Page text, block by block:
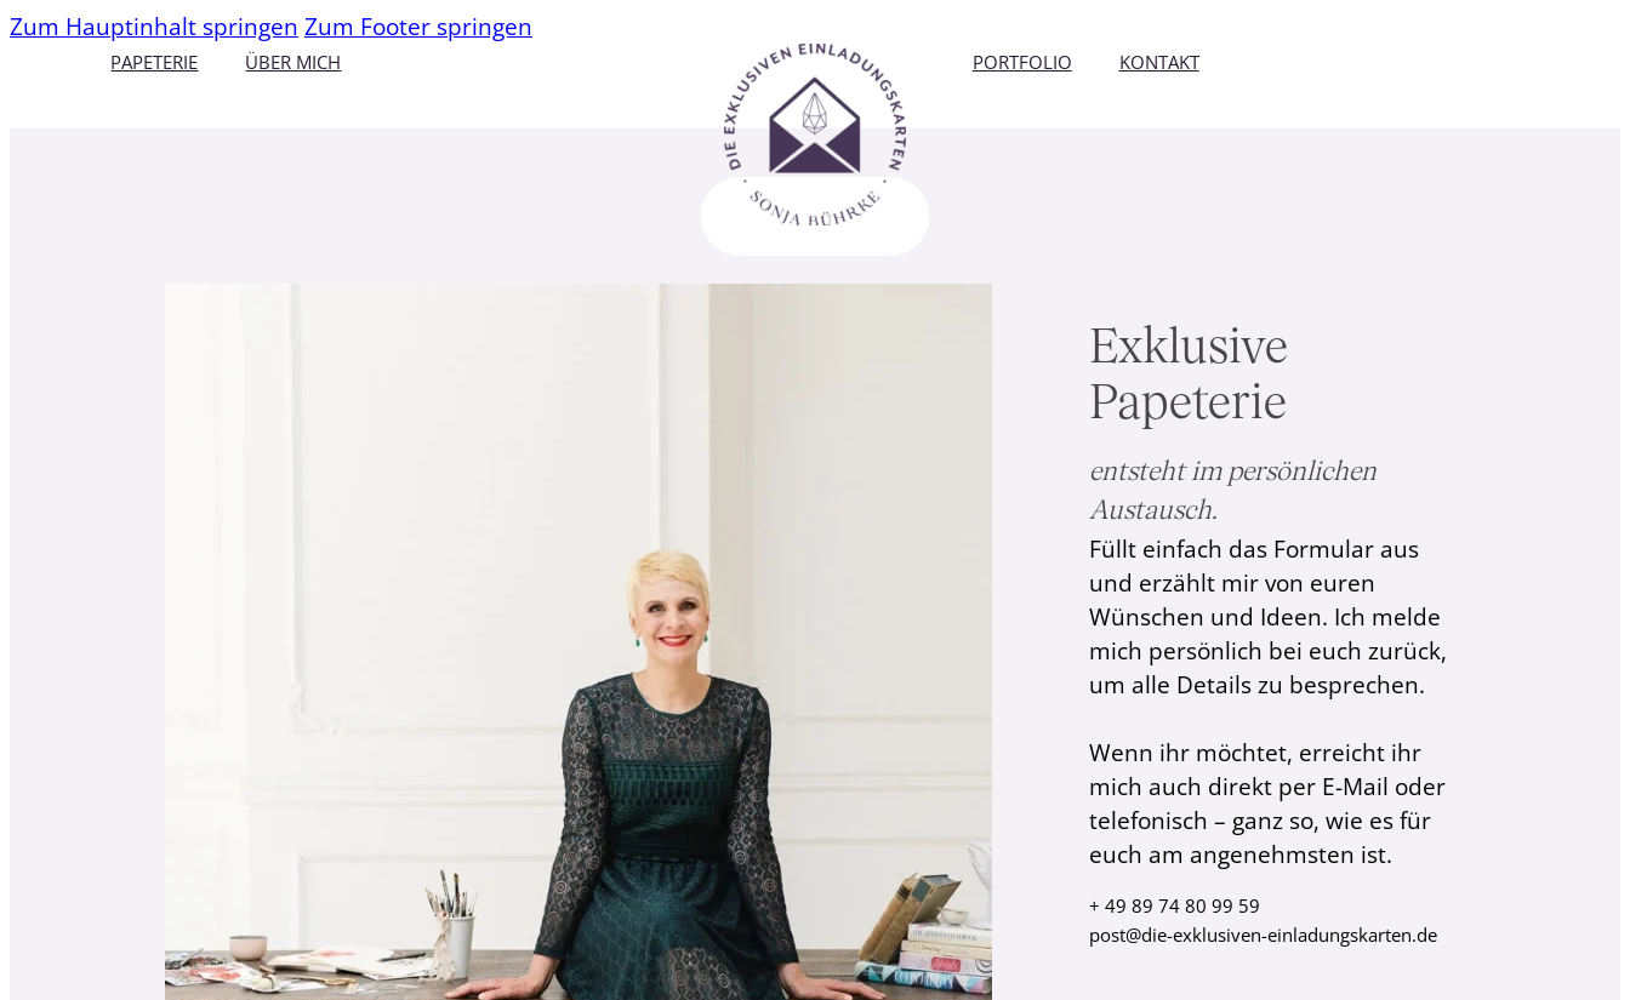
Zum Hauptinhalt springen Zum Footer springen
PAPETERIE ÜBER MICH PORTFOLIO KONTAKT
Exklusive
Papeterie
entsteht im persönlichen
Austausch.
Füllt einfach das Formular aus
und erzählt mir von euren
Wünschen und Ideen. Ich melde
mich persönlich bei euch zurück,
um alle Details zu besprechen.
Wenn ihr möchtet, erreicht ihr
mich auch direkt per E-Mail oder
telefonisch – ganz so, wie es für
euch am angenehmsten ist.
+ 49 89 74 80 99 59
post@die-exklusiven-einladungskarten.de